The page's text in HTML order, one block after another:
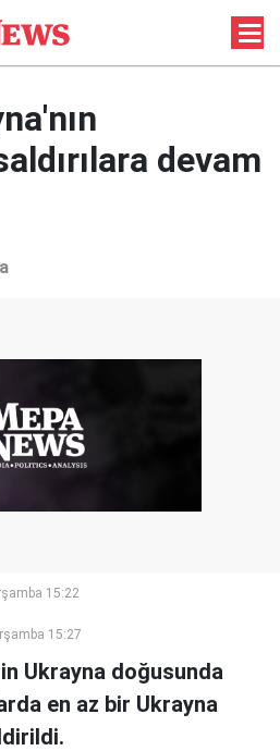
devam
15:22
15:27
Ukrayna doğusunda
en az bir Ukrayna